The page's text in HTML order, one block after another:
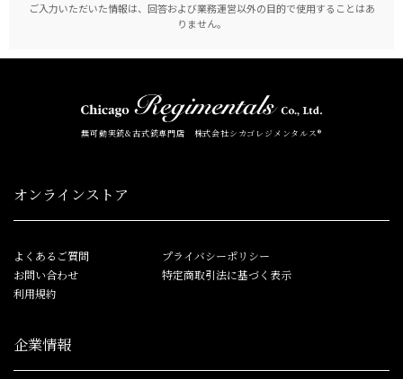
ご入力いただいた情報は、回答および業務運営以外の目的で使用することはあ
りません。
無可動実銃&古式銃専門店 株式会社シカゴレジメンタルス®
オンラインストア
よくあるご質問
お問い合わせ
利用規約
プライバシーポリシー
特定商取引法に基づく表示
企業情報